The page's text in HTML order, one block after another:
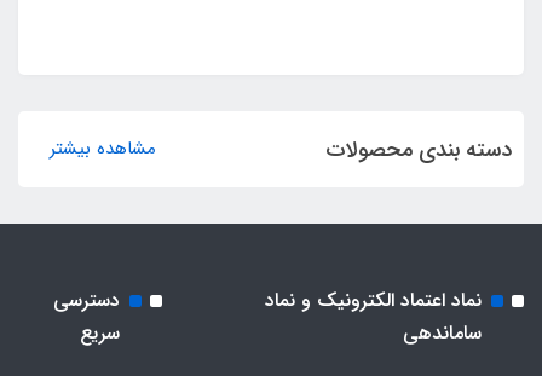
دسته بندی محصولات مشاهده بیشتر
نماد اعتماد الکترونیک و نماد
ساماندهی
دسترسی
سریع